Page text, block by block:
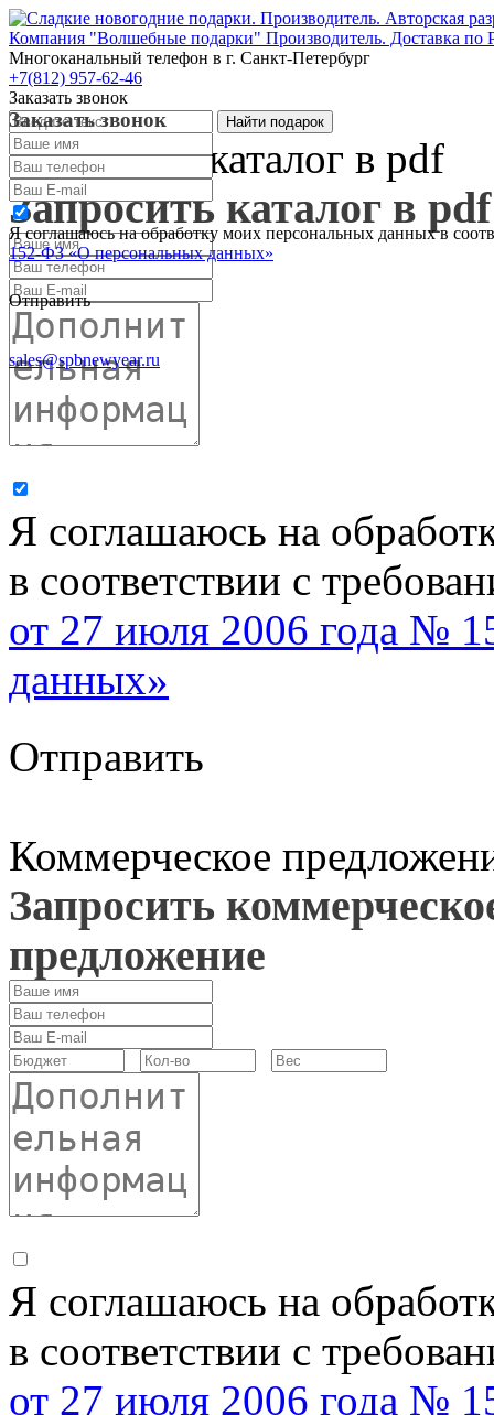
Компания "Волшебные подарки" Производитель. Доставка по
Многоканальный телефон в г. Санкт-Петербург
+7(812) 957-62-46
Заказать звонок
Заказать звонок
Я соглашаюсь на обработку моих персональных данных в
152-ФЗ «О персональных данных»
Отправить
sales@spbnewyear.ru
Запросить каталог в pdf
Запросить каталог в pdf
Я соглашаюсь на
в соответствии с
от 27 июля 2006 года №
данных»
Отправить
Коммерческое
Запросить
предложение
Я соглашаюсь на
в соответствии с
от 27 июля 2006 года №